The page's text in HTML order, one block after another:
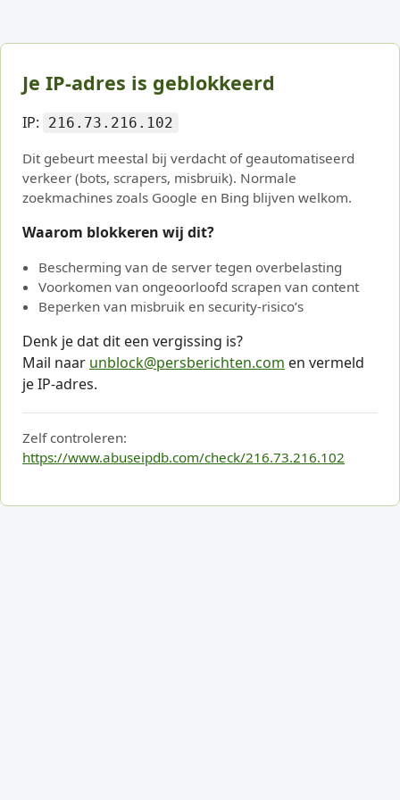
Je IP-adres is geblokkeerd
IP: 216.73.216.102
Dit gebeurt meestal bij verdacht of geautomatiseerd
verkeer (bots, scrapers, misbruik). Normale
zoekmachines zoals Google en Bing blijven welkom.
Waarom blokkeren wij dit?
Bescherming van de server tegen overbelasting
Voorkomen van ongeoorloofd scrapen van content
Beperken van misbruik en security-risico’s
Denk je dat dit een vergissing is?
Mail naar unblock@persberichten.com en vermeld
je IP-adres.
Zelf controleren:
https://www.abuseipdb.com/check/216.73.216.102